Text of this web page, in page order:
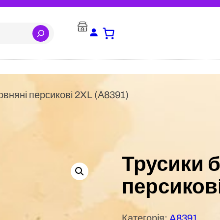
персикові 2XL (А8391)
Трусики